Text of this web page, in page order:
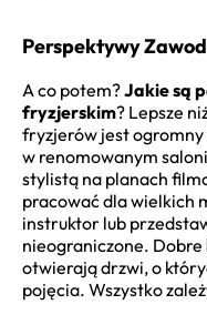
Perspektywy
A co potem?Jakie są
fryzjerskim? Lepsze
fryzjerów jest ogromny
w renomowanym
stylistą na planach
pracować dla wielkich
instruktor lub
nieograniczone. Dobre
otwierają drzwi, o
pojęcia. Wszystko